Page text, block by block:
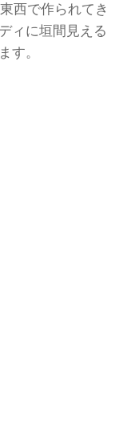
西で作られてき
ィに垣間見える
す。